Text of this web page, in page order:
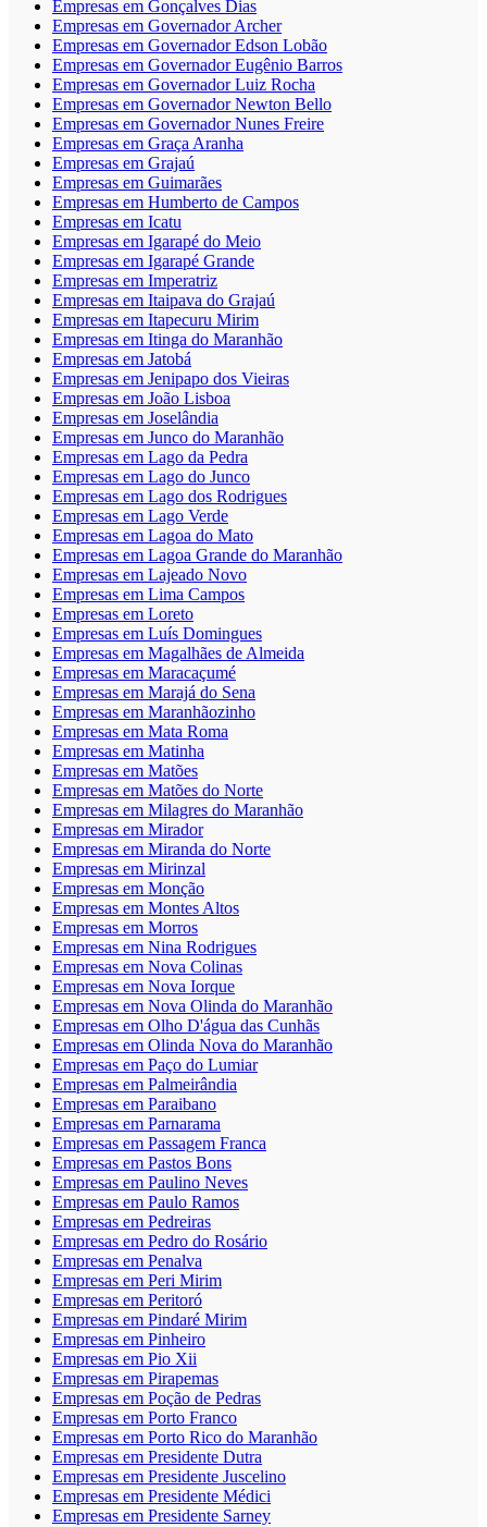
Empresas em Gonçalves Dias
Empresas em Governador Archer
Empresas em Governador Edson Lobão
Empresas em Governador Eugênio Barros
Empresas em Governador Luiz Rocha
Empresas em Governador Newton Bello
Empresas em Governador Nunes Freire
Empresas em Graça Aranha
Empresas em Grajaú
Empresas em Guimarães
Empresas em Humberto de Campos
Empresas em Icatu
Empresas em Igarapé do Meio
Empresas em Igarapé Grande
Empresas em Imperatriz
Empresas em Itaipava do Grajaú
Empresas em Itapecuru Mirim
Empresas em Itinga do Maranhão
Empresas em Jatobá
Empresas em Jenipapo dos Vieiras
Empresas em João Lisboa
Empresas em Joselândia
Empresas em Junco do Maranhão
Empresas em Lago da Pedra
Empresas em Lago do Junco
Empresas em Lago dos Rodrigues
Empresas em Lago Verde
Empresas em Lagoa do Mato
Empresas em Lagoa Grande do Maranhão
Empresas em Lajeado Novo
Empresas em Lima Campos
Empresas em Loreto
Empresas em Luís Domingues
Empresas em Magalhães de Almeida
Empresas em Maracaçumé
Empresas em Marajá do Sena
Empresas em Maranhãozinho
Empresas em Mata Roma
Empresas em Matinha
Empresas em Matões
Empresas em Matões do Norte
Empresas em Milagres do Maranhão
Empresas em Mirador
Empresas em Miranda do Norte
Empresas em Mirinzal
Empresas em Monção
Empresas em Montes Altos
Empresas em Morros
Empresas em Nina Rodrigues
Empresas em Nova Colinas
Empresas em Nova Iorque
Empresas em Nova Olinda do Maranhão
Empresas em Olho D'água das Cunhãs
Empresas em Olinda Nova do Maranhão
Empresas em Paço do Lumiar
Empresas em Palmeirândia
Empresas em Paraibano
Empresas em Parnarama
Empresas em Passagem Franca
Empresas em Pastos Bons
Empresas em Paulino Neves
Empresas em Paulo Ramos
Empresas em Pedreiras
Empresas em Pedro do Rosário
Empresas em Penalva
Empresas em Peri Mirim
Empresas em Peritoró
Empresas em Pindaré Mirim
Empresas em Pinheiro
Empresas em Pio Xii
Empresas em Pirapemas
Empresas em Poção de Pedras
Empresas em Porto Franco
Empresas em Porto Rico do Maranhão
Empresas em Presidente Dutra
Empresas em Presidente Juscelino
Empresas em Presidente Médici
Empresas em Presidente Sarney